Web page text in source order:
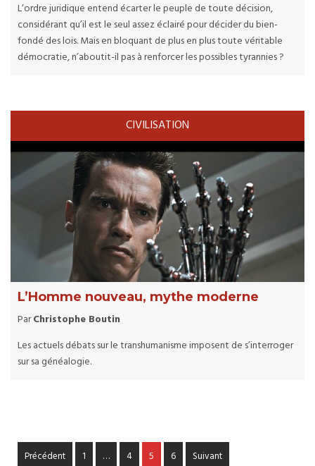
L’ordre juridique entend écarter le peuple de toute décision,
considérant qu’il est le seul assez éclairé pour décider du bien-
fondé des lois. Mais en bloquant de plus en plus toute véritable
démocratie, n’aboutit-il pas à renforcer les possibles tyrannies ?
CIVILISATION
L’Homme nouveau, mythe moderne
ParChristophe Boutin
Les actuels débats sur le transhumanisme imposent de s’interroger
sur sa généalogie.
Précédent 1 … 4 5 6 Suivant